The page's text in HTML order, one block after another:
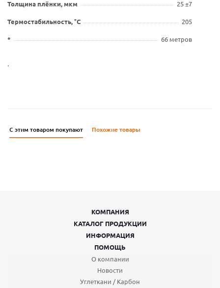
Толщина плёнки, мкм 25 ±7
Термостабильность, °С 205
* 66 метров
.
С этим товаром покупают Похожие товары
КОМПАНИЯ
КАТАЛОГ ПРОДУКЦИИ
ИНФОРМАЦИЯ
ПОМОЩЬ
О компании
Новости
Углеткани / Карбон